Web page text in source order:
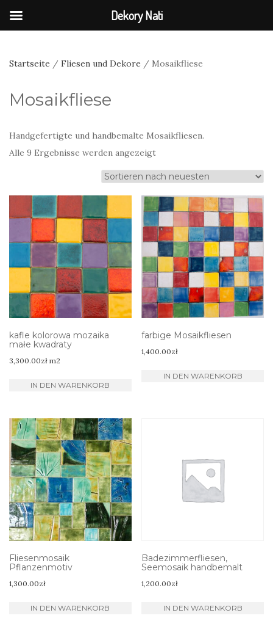
Startseite / Fliesen und Dekore / Mosaikfliese
Mosaikfliese
Handgefertigte und handbemalte Mosaikfliesen.
Alle 9 Ergebnisse werden angezeigtNach
neuesten
sortiert
kafle kolorowa mozaika
małe kwadraty
3,300.00zł m2
IN DEN WARENKORB
farbige Mosaikfliesen
1,400.00zł
IN DEN WARENKORB
Fliesenmosaik
Pflanzenmotiv
1,300.00zł
IN DEN WARENKORB
Badezimmerfliesen,
Seemosaik handbemalt
1,200.00zł
IN DEN WARENKORB
Dekory Nati